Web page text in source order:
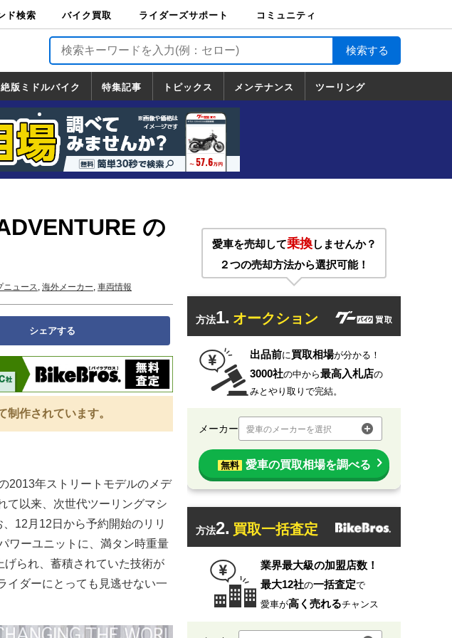
ド検索 バイク買取
バイク買取
ライダーズサポート
ライダーズサポート
TOP
バイク輸送
バイクガレージライ
フ
バイク車両保険
ロードサービス
バイク試乗
コミュニティ
絶版ミドルバイク
絶版ミドルバイク
一覧
ホンダ
ヤマハ
スズキ
カワサキ
特集記事 トピックス
トピックス
一覧
ホンダ
ヤマハ
スズキ
カワサキ
ハーレーダ
ビッドソン
BMW
ドゥカティ
トライアン
フ
メンテナンス ツーリング
隊
情報局
選
ング
の
ニュース, 海外メーカー, 車両情報
シェアする
作されています。
2013年ストリートモデルのメデ
て以来、次世代ツーリングマシ
12月12日から予約開始のリリ
ワーユニットに、満タン時重量
られ、蓄積されていた技術が
イダーにとっても見逃せない一
愛車を売却して乗換しませんか？
２つの売却方法から選択可能！
方法1. オークション
出品前に買取相場が分かる！
3000社の中から最高入札店の
みとやり取りで完結。
メーカー 愛車のメーカーを選択
無料 愛車の買取相場を調べる
方法2. 買取一括査定
業界最大級の加盟店数！
最大12社の一括査定で
愛車が高く売れるチャンス